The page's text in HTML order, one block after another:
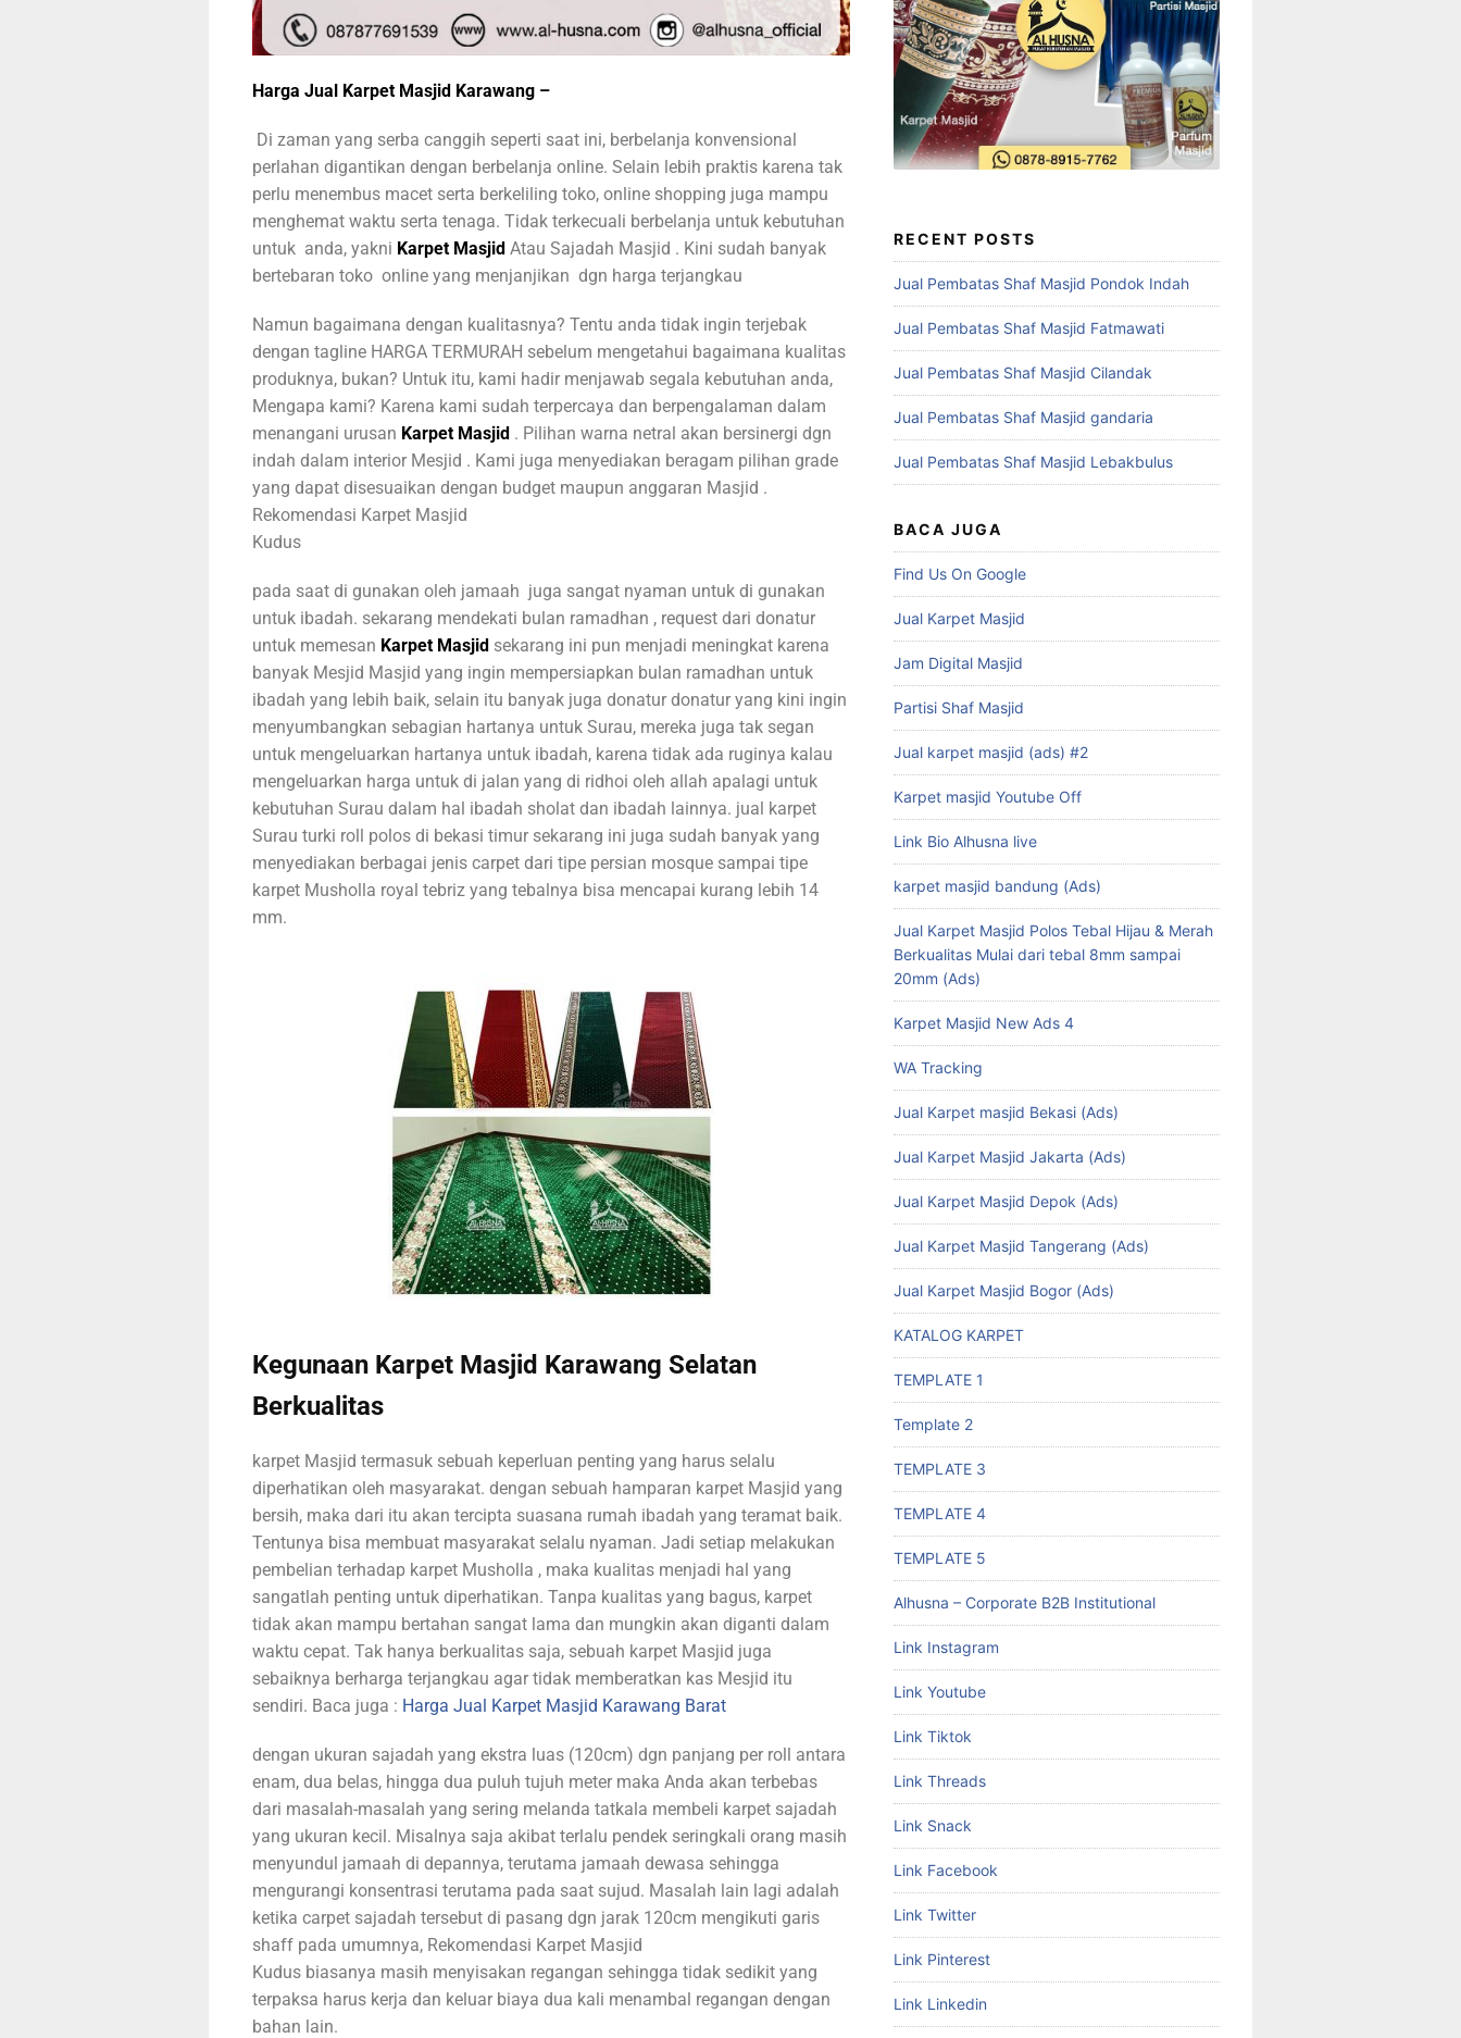
Harga Jual Karpet Masjid Karawang –
Di zaman yang serba canggih seperti saat ini, berbelanja konvensional
perlahan digantikan dengan berbelanja online. Selain lebih praktis karena tak
perlu menembus macet serta berkeliling toko, online shopping juga mampu
menghemat waktu serta tenaga. Tidak terkecuali berbelanja untuk kebutuhan
untuk anda, yakni Karpet Masjid Atau Sajadah Masjid . Kini sudah banyak
bertebaran toko online yang menjanjikan dgn harga terjangkau
Namun bagaimana dengan kualitasnya? Tentu anda tidak ingin terjebak
dengan tagline HARGA TERMURAH sebelum mengetahui bagaimana kualitas
produknya, bukan? Untuk itu, kami hadir menjawab segala kebutuhan anda,
Mengapa kami? Karena kami sudah terpercaya dan berpengalaman dalam
menangani urusan Karpet Masjid . Pilihan warna netral akan bersinergi dgn
indah dalam interior Mesjid . Kami juga menyediakan beragam pilihan grade
yang dapat disesuaikan dengan budget maupun anggaran Masjid .
Rekomendasi Karpet Masjid
Kudus
pada saat di gunakan oleh jamaah juga sangat nyaman untuk di gunakan
untuk ibadah. sekarang mendekati bulan ramadhan , request dari donatur
untuk memesan Karpet Masjid sekarang ini pun menjadi meningkat karena
banyak Mesjid Masjid yang ingin mempersiapkan bulan ramadhan untuk
ibadah yang lebih baik, selain itu banyak juga donatur donatur yang kini ingin
menyumbangkan sebagian hartanya untuk Surau, mereka juga tak segan
untuk mengeluarkan hartanya untuk ibadah, karena tidak ada ruginya kalau
mengeluarkan harga untuk di jalan yang di ridhoi oleh allah apalagi untuk
kebutuhan Surau dalam hal ibadah sholat dan ibadah lainnya. jual karpet
Surau turki roll polos di bekasi timur sekarang ini juga sudah banyak yang
menyediakan berbagai jenis carpet dari tipe persian mosque sampai tipe
karpet Musholla royal tebriz yang tebalnya bisa mencapai kurang lebih 14
mm.
Kegunaan Karpet Masjid Karawang Selatan
Berkualitas
karpet Masjid termasuk sebuah keperluan penting yang harus selalu
diperhatikan oleh masyarakat. dengan sebuah hamparan karpet Masjid yang
bersih, maka dari itu akan tercipta suasana rumah ibadah yang teramat baik.
Tentunya bisa membuat masyarakat selalu nyaman. Jadi setiap melakukan
pembelian terhadap karpet Musholla , maka kualitas menjadi hal yang
sangatlah penting untuk diperhatikan. Tanpa kualitas yang bagus, karpet
tidak akan mampu bertahan sangat lama dan mungkin akan diganti dalam
waktu cepat. Tak hanya berkualitas saja, sebuah karpet Masjid juga
sebaiknya berharga terjangkau agar tidak memberatkan kas Mesjid itu
sendiri. Baca juga : Harga Jual Karpet Masjid Karawang Barat
dengan ukuran sajadah yang ekstra luas (120cm) dgn panjang per roll antara
enam, dua belas, hingga dua puluh tujuh meter maka Anda akan terbebas
dari masalah-masalah yang sering melanda tatkala membeli karpet sajadah
yang ukuran kecil. Misalnya saja akibat terlalu pendek seringkali orang masih
menyundul jamaah di depannya, terutama jamaah dewasa sehingga
mengurangi konsentrasi terutama pada saat sujud. Masalah lain lagi adalah
ketika carpet sajadah tersebut di pasang dgn jarak 120cm mengikuti garis
shaff pada umumnya, Rekomendasi Karpet Masjid
Kudus biasanya masih menyisakan regangan sehingga tidak sedikit yang
terpaksa harus kerja dan keluar biaya dua kali menambal regangan dengan
bahan lain.
RECENT POSTS
Jual Pembatas Shaf Masjid Pondok Indah
Jual Pembatas Shaf Masjid Fatmawati
Jual Pembatas Shaf Masjid Cilandak
Jual Pembatas Shaf Masjid gandaria
Jual Pembatas Shaf Masjid Lebakbulus
BACA JUGA
Find Us On Google
Jual Karpet Masjid
Jam Digital Masjid
Partisi Shaf Masjid
Jual karpet masjid (ads) #2
Karpet masjid Youtube Off
Link Bio Alhusna live
karpet masjid bandung (Ads)
Jual Karpet Masjid Polos Tebal Hijau & Merah
Berkualitas Mulai dari tebal 8mm sampai
20mm (Ads)
Karpet Masjid New Ads 4
WA Tracking
Jual Karpet masjid Bekasi (Ads)
Jual Karpet Masjid Jakarta (Ads)
Jual Karpet Masjid Depok (Ads)
Jual Karpet Masjid Tangerang (Ads)
Jual Karpet Masjid Bogor (Ads)
KATALOG KARPET
TEMPLATE 1
Template 2
TEMPLATE 3
TEMPLATE 4
TEMPLATE 5
Alhusna – Corporate B2B Institutional
Link Instagram
Link Youtube
Link Tiktok
Link Threads
Link Snack
Link Facebook
Link Twitter
Link Pinterest
Link Linkedin